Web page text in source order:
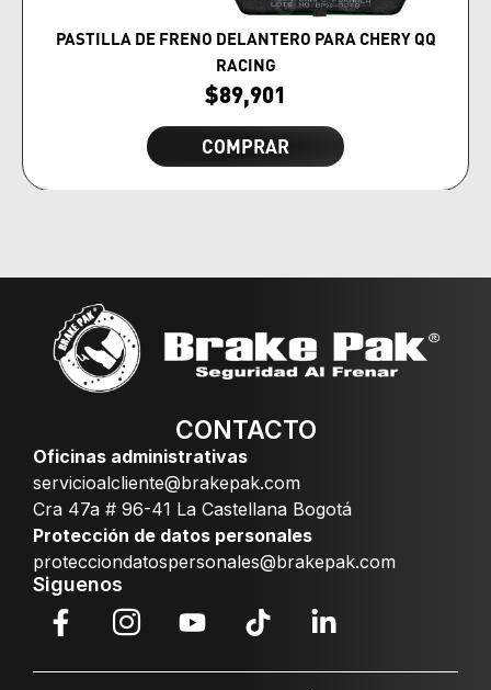
PASTILLA DE FRENO DELANTERO PARA CHERY QQ
RACING
$89,901
COMPRAR
CONTACTO
Oficinas administrativas
servicioalcliente@brakepak.com
Cra 47a # 96-41 La Castellana Bogotá
Protección de datos personales
protecciondatospersonales@brakepak.com
Siguenos